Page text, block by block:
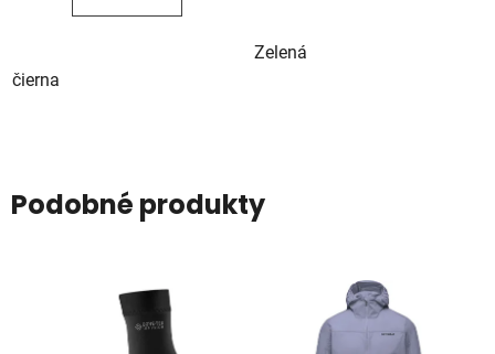
čierna
Zelená
Podobné produkty